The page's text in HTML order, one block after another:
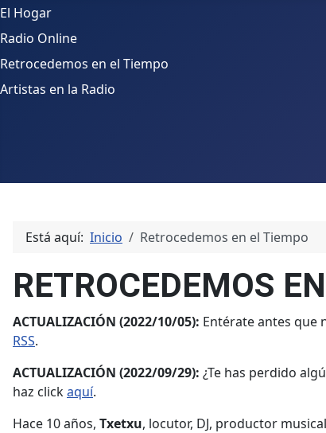
El Hogar
Radio Online
Retrocedemos en el Tiempo
Artistas en la Radio
Está aquí: Inicio Retrocedemos en el Tiempo
RETROCEDEMOS
ACTUALIZACIÓN (2022/10/05): Entérate antes que
RSS.
ACTUALIZACIÓN (2022/09/29): ¿Te has perdido
haz clickaquí.
Hace 10 años, Txetxu, locutor, DJ, productor